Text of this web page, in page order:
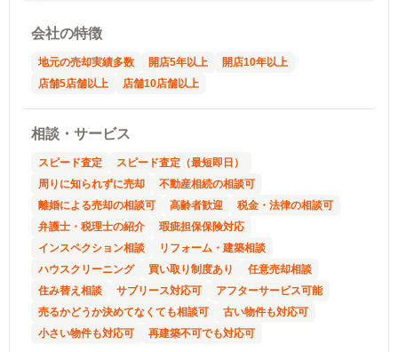
会社の特徴
地元の売却実績多数 開店5年以上
開店10年以上
店舗5店舗以上
店舗10店舗以上
相談・サービス
スピード査定
スピード査定（最短即日）
周りに知られずに売却
不動産相続の相談可
離婚による売却の相談可
高齢者歓迎
税金・法律の相談可
弁護士・税理士の紹介
瑕疵担保保険対応
インスペクション相談
リフォーム・建築相談
ハウスクリーニング
買い取り制度あり
任意売却相談
住み替え相談
サブリース対応可
アフターサービス可能
売るかどうか決めてなくても相談可
古い物件も対応可
小さい物件も対応可
再建築不可でも対応可